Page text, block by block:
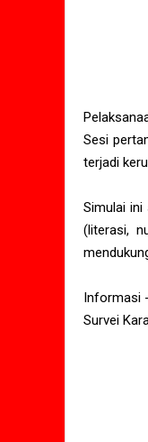
Sesi
terjadi
Simulai ini
(literasi,
Informasi
Survei